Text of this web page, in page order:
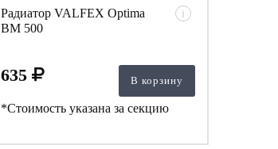
Радиатор VALFEX Optima
BM 500
i
635 В корзину
*Стоимость указана за секцию